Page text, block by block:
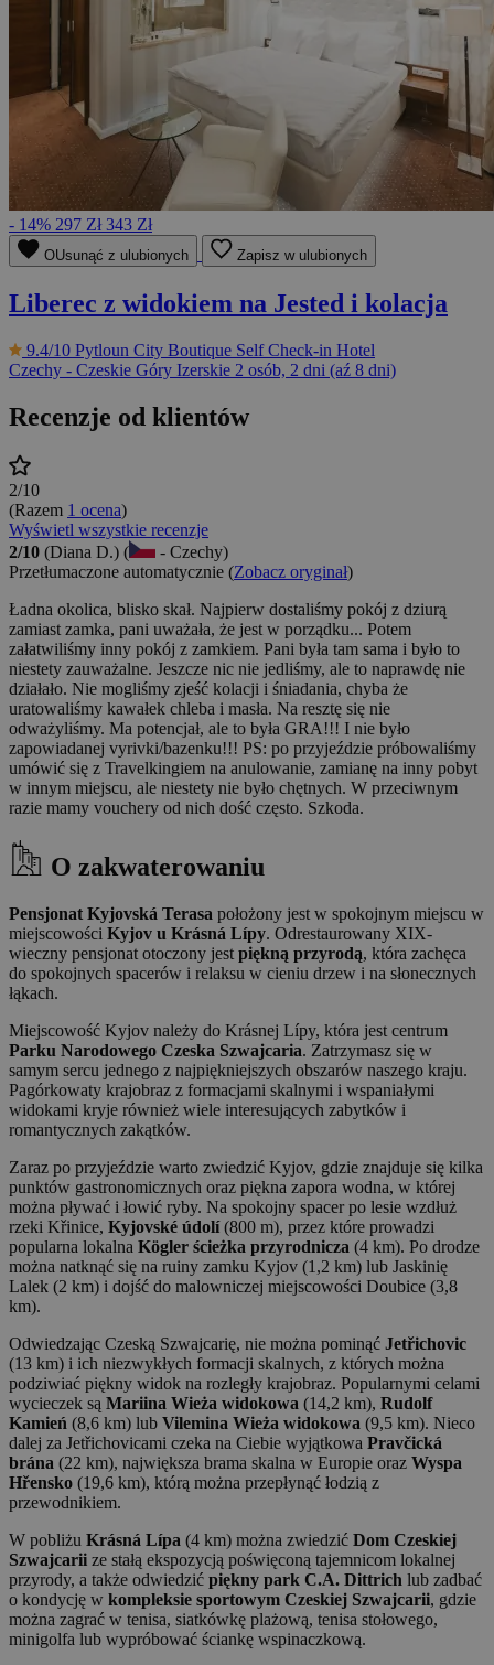
- 14% 297 Zł343 Zł
OUsunąć z ulubionych Zapisz w ulubionych
Liberec z widokiem na Jested i kolacja
9.4/10 Pytloun City Boutique Self Check-in Hotel
Czechy - Czeskie Góry Izerskie 2 osób, 2 dni (aź 8 dni)
Recenzje od klientów
2/10
(Razem 1 ocena)
Wyświetl wszystkie recenzje
2/10 (Diana D.) (
- Czechy)
Przetłumaczone automatycznie (Zobacz oryginał)
Ładna okolica, blisko skał. Najpierw dostaliśmy pokój z dziurą
zamiast zamka, pani uważała, że jest w porządku... Potem
załatwiliśmy inny pokój z zamkiem. Pani była tam sama i było to
niestety zauważalne. Jeszcze nic nie jedliśmy, ale to naprawdę nie
działało. Nie mogliśmy zjeść kolacji i śniadania, chyba że
uratowaliśmy kawałek chleba i masła. Na resztę się nie
odważyliśmy. Ma potencjał, ale to była GRA!!! I nie było
zapowiadanej vyrivki/bazenku!!! PS: po przyjeździe próbowaliśmy
umówić się z Travelkingiem na anulowanie, zamianę na inny pobyt
w innym miejscu, ale niestety nie było chętnych. W przeciwnym
razie mamy vouchery od nich dość często. Szkoda.
O zakwaterowaniu
Pensjonat Kyjovská Terasa położony jest w spokojnym miejscu w
miejscowości Kyjov u Krásná Lípy. Odrestaurowany XIX-
wieczny pensjonat otoczony jest piękną przyrodą, która zachęca
do spokojnych spacerów i relaksu w cieniu drzew i na słonecznych
łąkach.
Miejscowość Kyjov należy do Krásnej Lípy, która jest centrum
Parku Narodowego Czeska Szwajcaria. Zatrzymasz się w
samym sercu jednego z najpiękniejszych obszarów naszego kraju.
Pagórkowaty krajobraz z formacjami skalnymi i wspaniałymi
widokami kryje również wiele interesujących zabytków i
romantycznych zakątków.
Zaraz po przyjeździe warto zwiedzić Kyjov, gdzie znajduje się kilka
punktów gastronomicznych oraz piękna zapora wodna, w której
można pływać i łowić ryby. Na spokojny spacer po lesie wzdłuż
rzeki Křinice, Kyjovské údolí(800 m), przez które prowadzi
popularna lokalna Kögler ścieżka przyrodnicza (4 km). Po drodze
można natknąć się na ruiny zamku Kyjov (1,2 km) lub Jaskinię
Lalek (2 km) i dojść do malowniczej miejscowości Doubice (3,8
km).
Odwiedzając Czeską Szwajcarię, nie można pominąć Jetřichovic
(13 km) i ich niezwykłych formacji skalnych, z których można
podziwiać piękny widok na rozległy krajobraz. Popularnymi celami
wycieczek są Mariina Wieża widokowa (14,2 km), Rudolf
Kamień (8,6 km) lub Vilemina Wieża widokowa (9,5 km). Nieco
dalej za Jetřichovicami czeka na Ciebie wyjątkowa Pravčická
brána (22 km), największa brama skalna w Europie oraz Wyspa
Hřensko (19,6 km), którą można przepłynąć łodzią z
przewodnikiem.
W pobliżu Krásná Lípa (4 km) można zwiedzić Dom Czeskiej
Szwajcarii ze stałą ekspozycją poświęconą tajemnicom lokalnej
przyrody, a także odwiedzić piękny park C.A. Dittrich lub zadbać
o kondycję w kompleksie sportowym Czeskiej Szwajcarii, gdzie
można zagrać w tenisa, siatkówkę plażową, tenisa stołowego,
minigolfa lub wypróbować ściankę wspinaczkową.